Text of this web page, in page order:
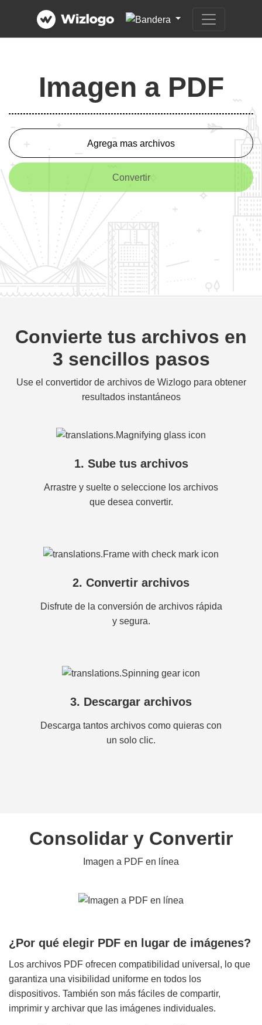
Imagen a PDF
Agrega mas archivos
Convertir
Convierte tus archivos en
3 sencillos pasos
Use el convertidor de archivos de Wizlogo para obtener
resultados instantáneos
1. Sube tus archivos
Arrastre y suelte o seleccione los archivos
que desea convertir.
2. Convertir archivos
Disfrute de la conversión de archivos rápida
y segura.
3. Descargar archivos
Descarga tantos archivos como quieras con
un solo clic.
Consolidar y Convertir
Imagen a PDF en línea
¿Por qué elegir PDF en lugar de imágenes?
Los archivos PDF ofrecen compatibilidad universal, lo que
garantiza una visibilidad uniforme en todos los
dispositivos. También son más fáciles de compartir,
imprimir y archivar que las imágenes individuales.